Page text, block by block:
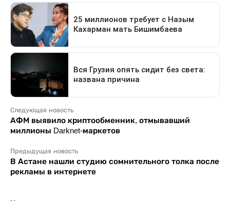
Следующая новость
АФМ выявило криптообменник, отмывавший
миллионы Darknet-маркетов
Предыдущая новость
В Астане нашли студию сомнительного толка после
рекламы в интернете